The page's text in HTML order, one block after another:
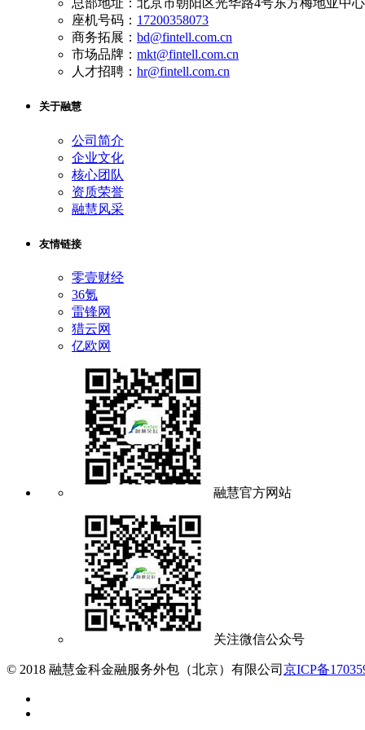
总部地址：北京市朝阳区光华路4号东方梅地亚中
座机号码： 17200358073
商务拓展： bd@fintell.com.cn
市场品牌： mkt@fintell.com.cn
人才招聘： hr@fintell.com.cn
关于融慧
公司简介
企业文化
核心团队
资质荣誉
融慧风采
友情链接
零壹财经
36氪
雷锋网
猎云网
亿欧网
融慧官方网站
关注微信公众号
© 2018 融慧金科金融服务外包（北京）有限公司 京ICP备